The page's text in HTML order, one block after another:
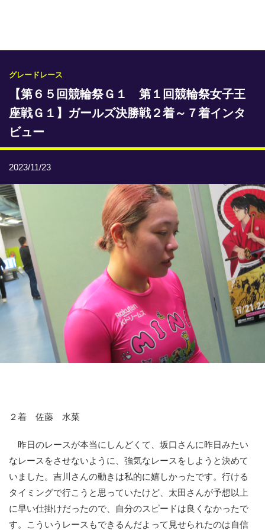
レース情報
本日のおすすめレース
年間開催予定表
トリマクリオリジナル予想
トリマクリコラム
お知らせ
番記者とくダネ！
選手ランキング
競輪場ガイド
記者紹介
お問い合わせ
支払い方法、ポイント利用規約
車券は20歳になってから・のめり込む不安のある方のご相
談
よくある質問
グレードレース
【第６５回競輪祭Ｇ１ 第１回競輪祭女子王
座戦Ｇ１】ガールズ決勝戦２着～７着インタ
ビュー
2023/11/23
２着 佐藤 水菜
昨日のレースが本当にしんどくて、坂口さんに昨日みたい
なレースをさせないように、強気なレースをしようと決めて
いました。吉川さんの動きは私的に嬉しかったです。行ける
タイミングで行こうと思っていたけど、太田さんが予想以上
に早い仕掛けだったので、自分のスピードは良くなかったで
す。こういうレースもできるんだよって見せられたのは自信